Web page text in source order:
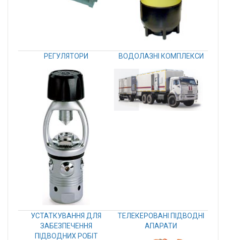
РЕГУЛЯТОРИ ВОДОЛАЗНІ КОМПЛЕКСИ
УСТАТКУВАННЯ ДЛЯ
ЗАБЕЗПЕЧЕННЯ
ПІДВОДНИХ РОБІТ
ТЕЛЕКЕРОВАНІ ПІДВОДНІ
АПАРАТИ